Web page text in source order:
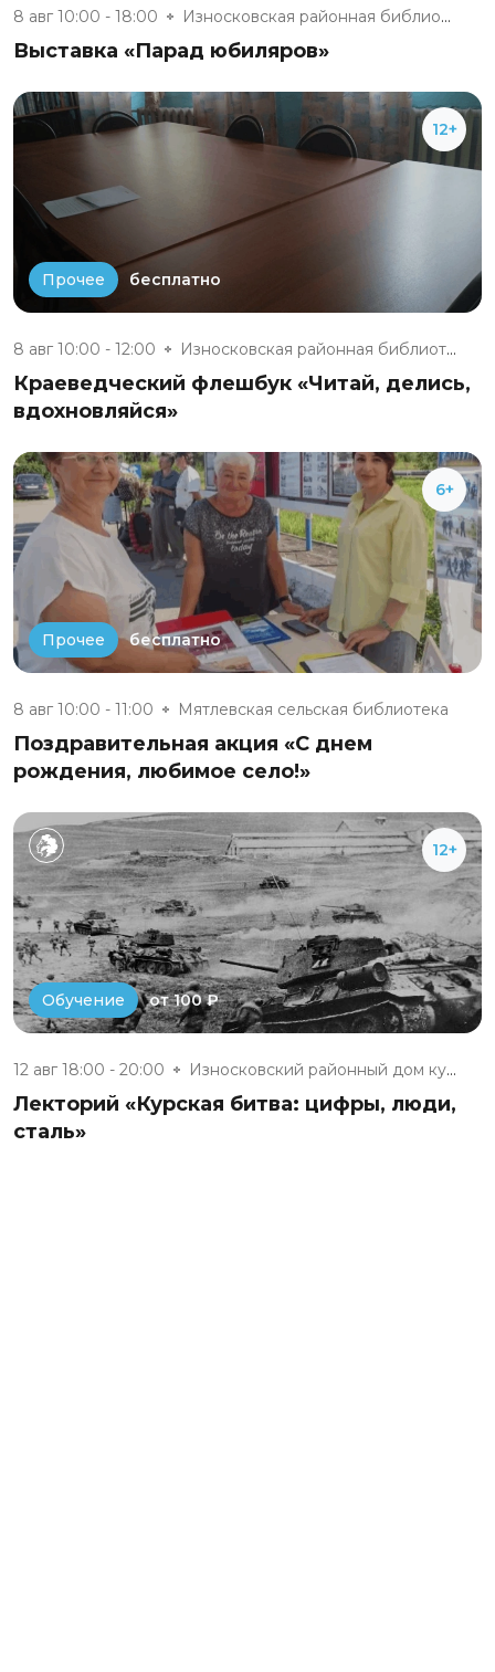
8 авг 10:00 - 18:00 Износковская районная библиоте...
Выставка «Парад юбиляров»
12+
Прочее бесплатно
8 авг 10:00 - 12:00 Износковская районная библиоте...
Краеведческий флешбук «Читай, делись,
вдохновляйся»
6+
Прочее бесплатно
8 авг 10:00 - 11:00 Мятлевская сельская библиотека
Поздравительная акция «С днем
рождения, любимое село!»
12+
Обучение от 100 ₽
12 авг 18:00 - 20:00 Износковский районный дом куль...
Лекторий «Курская битва: цифры, люди,
сталь»